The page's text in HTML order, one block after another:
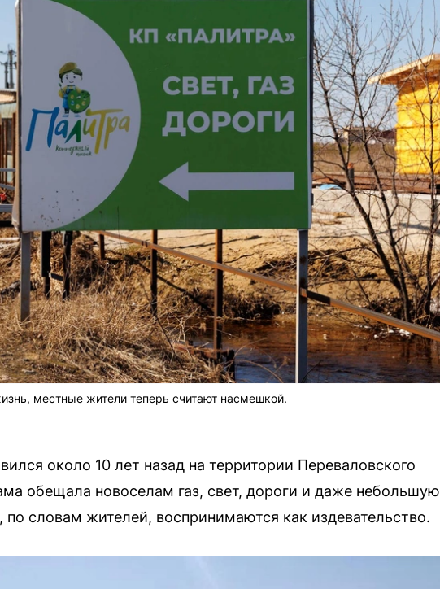
местные жители теперь считают насмешкой.
около 10 лет назад на территории Переваловского
обещала новоселам газ, свет, дороги и даже небольшую
словам жителей, воспринимаются как издевательство.